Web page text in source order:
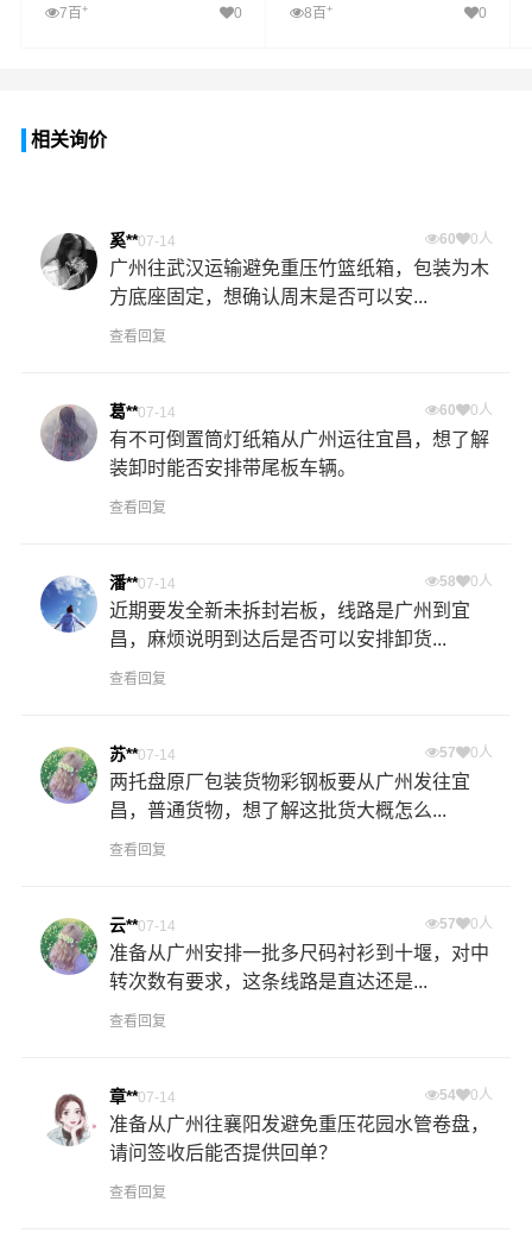
7百 + 0 8百 + 0
相关询价
奚**07-14 60 0人
广州往武汉运输避免重压竹篮纸箱，包装为木
方底座固定，想确认周末是否可以安...
查看回复
葛**07-14 60 0人
有不可倒置筒灯纸箱从广州运往宜昌，想了解
装卸时能否安排带尾板车辆。
查看回复
潘**07-14 58 0人
近期要发全新未拆封岩板，线路是广州到宜
昌，麻烦说明到达后是否可以安排卸货...
查看回复
苏**07-14 57 0人
两托盘原厂包装货物彩钢板要从广州发往宜
昌，普通货物，想了解这批货大概怎么...
查看回复
云**07-14 57 0人
准备从广州安排一批多尺码衬衫到十堰，对中
转次数有要求，这条线路是直达还是...
查看回复
章**07-14 54 0人
准备从广州往襄阳发避免重压花园水管卷盘，
请问签收后能否提供回单？
查看回复